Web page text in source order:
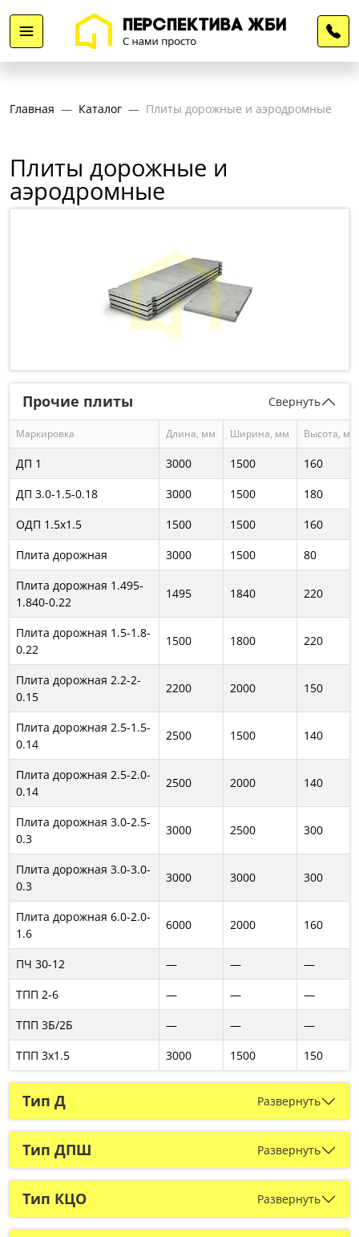
Главная Каталог Плиты дорожные и аэродромные
Плиты дорожные и
аэродромные
Прочие плиты Свернуть
Маркировка Длина, мм Ширина, мм Высота, мм
ДП 1 3000 1500
160
ДП 3.0-1.5-0.18
3000 1500
180
ОДП 1.5х1.5
1500 1500
160
Плита дорожная
3000 1500
80
Плита дорожная 1.495-
1.840-0.22
1495 1840 220
Плита дорожная 1.5-1.8-
0.22
1500 1800 220
Плита дорожная 2.2-2-
0.15
2200 2000 150
Плита дорожная 2.5-1.5-
0.14
2500 1500 140
Плита дорожная 2.5-2.0-
0.14
2500 2000 140
Плита дорожная 3.0-2.5-
0.3
3000 2500 300
Плита дорожная 3.0-3.0-
0.3
3000 3000 300
Плита дорожная 6.0-2.0-
1.6
6000 2000 160
ПЧ 30-12 — —
—
ТПП 2-6
— —
—
ТПП 3Б/2Б
— —
—
ТПП 3х1.5
3000 1500 150
Тип Д Развернуть
Тип ДПШ Развернуть
Тип КЦО Развернуть